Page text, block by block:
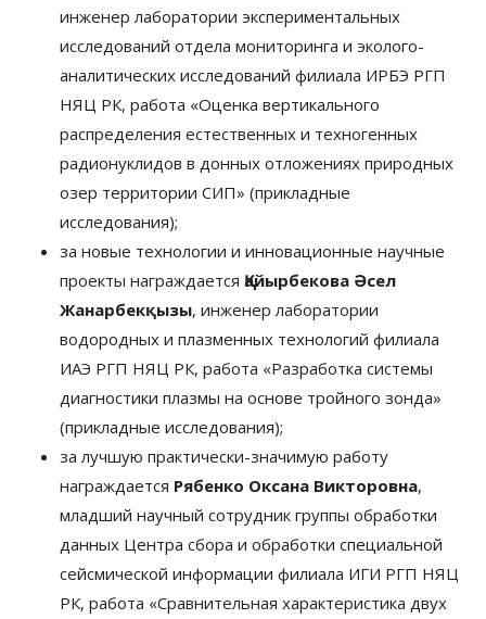
инженер лаборатории экспериментальных
исследований отдела мониторинга и эколого-
аналитических исследований филиала ИРБЭ РГП
НЯЦ РК, работа «Оценка вертикального
распределения естественных и техногенных
радионуклидов в донных отложениях природных
озер территории СИП» (прикладные
исследования);
за новые технологии и инновационные научные
проекты награждается Қайырбекова Әсел
Жанарбекқызы, инженер лаборатории
водородных и плазменных технологий филиала
ИАЭ РГП НЯЦ РК, работа «Разработка системы
диагностики плазмы на основе тройного зонда»
(прикладные исследования);
за лучшую практически-значимую работу
награждается Рябенко Оксана Викторовна,
младший научный сотрудник группы обработки
данных Центра сбора и обработки специальной
сейсмической информации филиала ИГИ РГП НЯЦ
РК, работа «Сравнительная характеристика двух